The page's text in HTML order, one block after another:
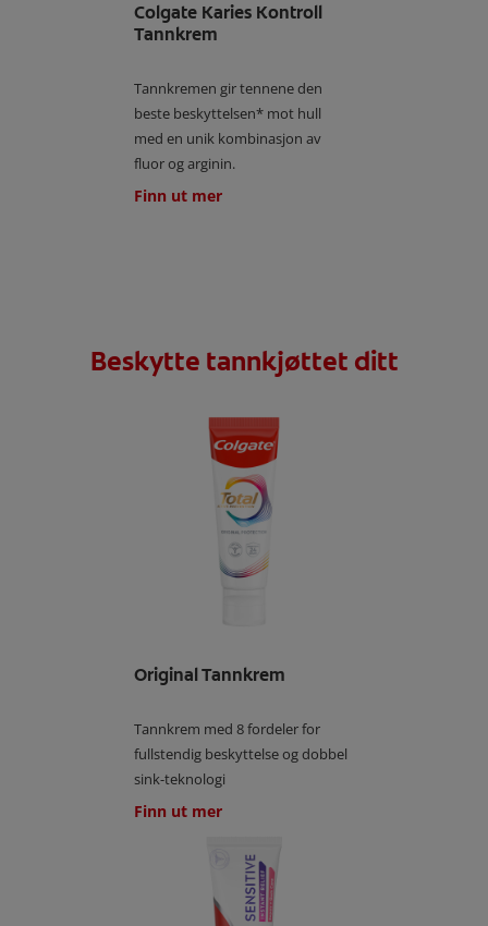
Colgate Karies Kontroll
Tannkrem
Tannkremen gir tennene den
beste beskyttelsen* mot hull
med en unik kombinasjon av
fluor og arginin.
Finn ut mer
Beskytte tannkjøttet ditt
Original Tannkrem
Tannkrem med 8 fordeler for
fullstendig beskyttelse og dobbel
sink-teknologi
Finn ut mer